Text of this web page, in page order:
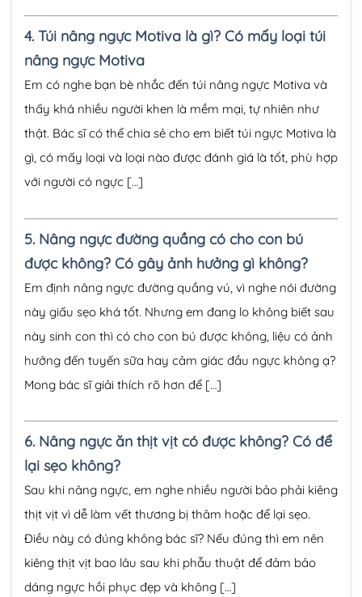
4. Túi nâng ngực Motiva là gì? Có mấy loại túi
nâng ngực Motiva
Em có nghe bạn bè nhắc đến túi nâng ngực Motiva và
thấy khá nhiều người khen là mềm mại, tự nhiên như
thật. Bác sĩ có thể chia sẻ cho em biết túi ngực Motiva là
gì, có mấy loại và loại nào được đánh giá là tốt, phù hợp
với người có ngực […]
5. Nâng ngực đường quầng có cho con bú
được không? Có gây ảnh hưởng gì không?
Em định nâng ngực đường quầng vú, vì nghe nói đường
này giấu sẹo khá tốt. Nhưng em đang lo không biết sau
này sinh con thì có cho con bú được không, liệu có ảnh
hưởng đến tuyến sữa hay cảm giác đầu ngực không ạ?
Mong bác sĩ giải thích rõ hơn để […]
6. Nâng ngực ăn thịt vịt có được không? Có để
lại sẹo không?
Sau khi nâng ngực, em nghe nhiều người bảo phải kiêng
thịt vịt vì dễ làm vết thương bị thâm hoặc để lại sẹo.
Điều này có đúng không bác sĩ? Nếu đúng thì em nên
kiêng thịt vịt bao lâu sau khi phẫu thuật để đảm bảo
dáng ngực hồi phục đẹp và không […]